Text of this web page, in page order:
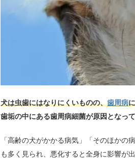
犬は虫歯にはなりにくいものの、歯周病
歯垢の中にある歯周病細菌が原因となっ
「高齢の犬がかかる病気」「そのほかの
も多く見られ、悪化すると全身に影響が